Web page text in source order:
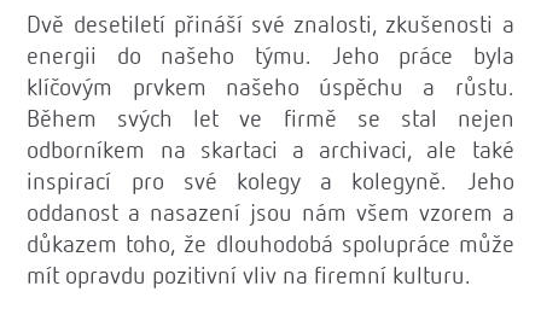
Dvě desetiletí přináší své znalosti, zkušenosti a
energii do našeho týmu. Jeho práce byla
klíčovým prvkem našeho úspěchu a růstu.
Během svých let ve firmě se stal nejen
odborníkem na skartaci a archivaci, ale také
inspirací pro své kolegy a kolegyně. Jeho
oddanost a nasazení jsou nám všem vzorem a
důkazem toho, že dlouhodobá spolupráce může
mít opravdu pozitivní vliv na firemní kulturu.